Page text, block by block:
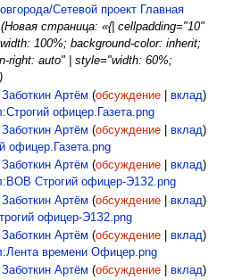
Сетевой проект Главная
(Новая страница: «{| cellpadding="10"
100%; background-color: inherit;
right: auto" | style="width: 60%;
Заботкин Артём (обсуждение вклад)
офицер.Газета.png
Заботкин Артём (обсуждение вклад)
офицер.Газета.png
Заботкин Артём (обсуждение вклад)
Строгий офицер-Э1З2.png
Заботкин Артём (обсуждение вклад)
офицер-Э1З2.png
Заботкин Артём (обсуждение вклад)
времени Офицер.png
Заботкин Артём (обсуждение вклад)